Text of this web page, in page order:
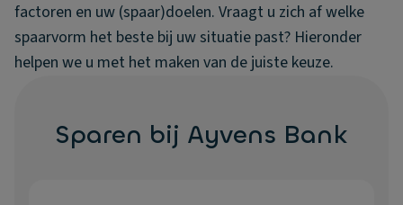
factoren en uw (spaar)doelen. Vraagt u zich af welke
spaarvorm het beste bij uw situatie past? Hieronder
helpen we u met het maken van de juiste keuze.
Sparen bij Ayvens Bank